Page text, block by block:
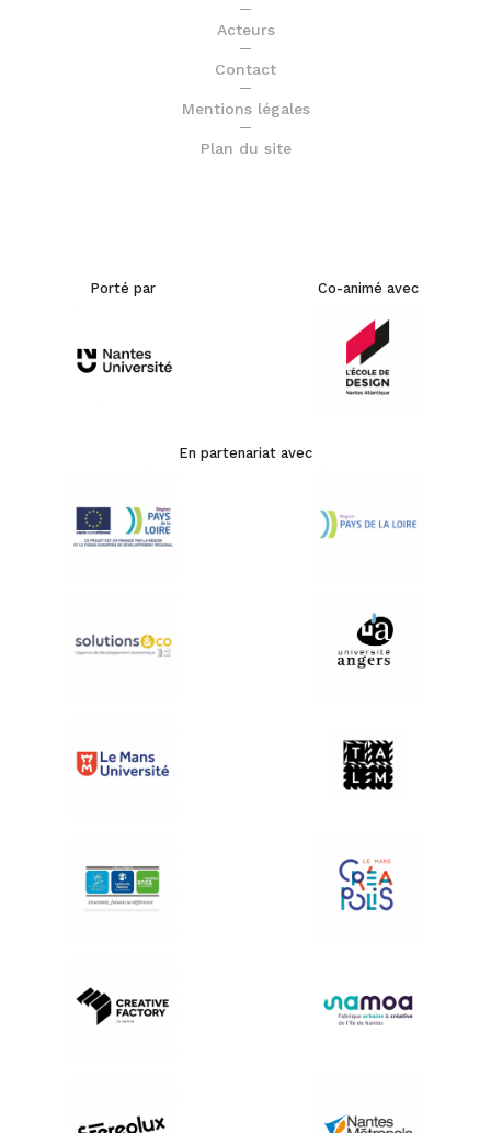
Acteurs
Contact
Mentions légales
Plan du site
Porté par Co-animé avec
En partenariat avec